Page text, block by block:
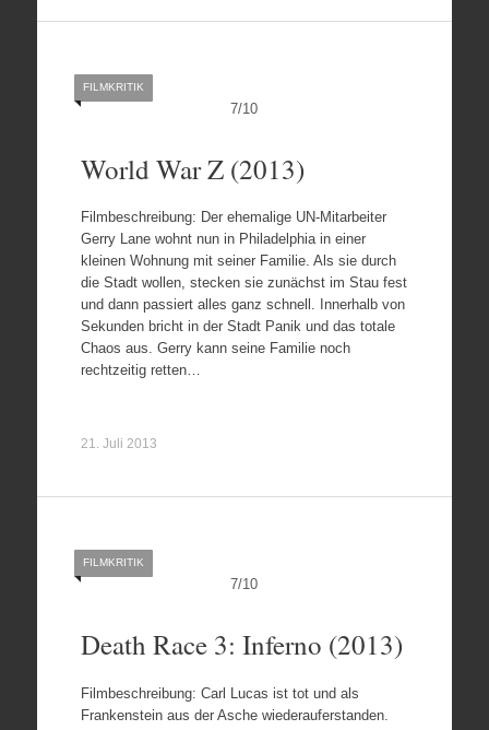
7/10
FILMKRITIK
World War Z (2013)
Filmbeschreibung: Der ehemalige UN-Mitarbeiter
Gerry Lane wohnt nun in Philadelphia in einer
kleinen Wohnung mit seiner Familie. Als sie durch
die Stadt wollen, stecken sie zunächst im Stau fest
und dann passiert alles ganz schnell. Innerhalb von
Sekunden bricht in der Stadt Panik und das totale
Chaos aus. Gerry kann seine Familie noch
rechtzeitig retten…
21. Juli 2013
7/10
FILMKRITIK
Death Race 3: Inferno (2013)
Filmbeschreibung: Carl Lucas ist tot und als
Frankenstein aus der Asche wiederauferstanden.